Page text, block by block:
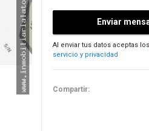
Enviar
Al enviar tus datos aceptas los
servicio y privacidad
Compartir: